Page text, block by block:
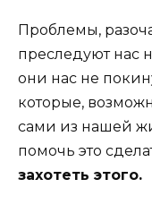
Проблемы,
преследуют нас
они нас не
которые,
сами из нашей
помочь это
захотеть этого.